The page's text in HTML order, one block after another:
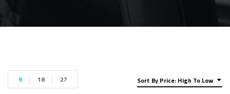
Sort By Price: High To Low
9 18 27